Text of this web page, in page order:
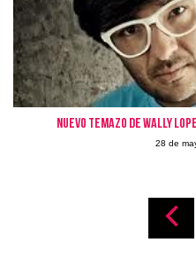
Nuevo temazo de Wally
28 de